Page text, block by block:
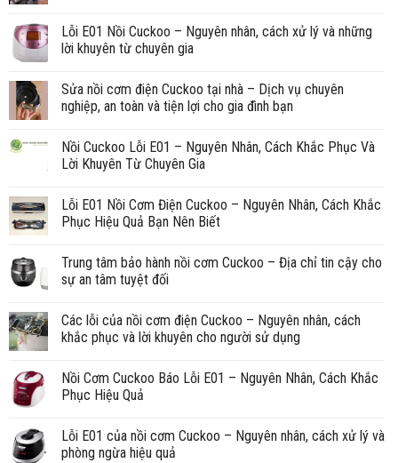
Lỗi E01 Nồi Cuckoo – Nguyên nhân, cách xử lý và những
lời khuyên từ chuyên gia
Sửa nồi cơm điện Cuckoo tại nhà – Dịch vụ chuyên
nghiệp, an toàn và tiện lợi cho gia đình bạn
Nồi Cuckoo Lỗi E01 – Nguyên Nhân, Cách Khắc Phục Và
Lời Khuyên Từ Chuyên Gia
Lỗi E01 Nồi Cơm Điện Cuckoo – Nguyên Nhân, Cách Khắc
Phục Hiệu Quả Bạn Nên Biết
Trung tâm bảo hành nồi cơm Cuckoo – Địa chỉ tin cậy cho
sự an tâm tuyệt đối
Các lỗi của nồi cơm điện Cuckoo – Nguyên nhân, cách
khắc phục và lời khuyên cho người sử dụng
Nồi Cơm Cuckoo Báo Lỗi E01 – Nguyên Nhân, Cách Khắc
Phục Hiệu Quả
Lỗi E01 của nồi cơm Cuckoo – Nguyên nhân, cách xử lý và
phòng ngừa hiệu quả